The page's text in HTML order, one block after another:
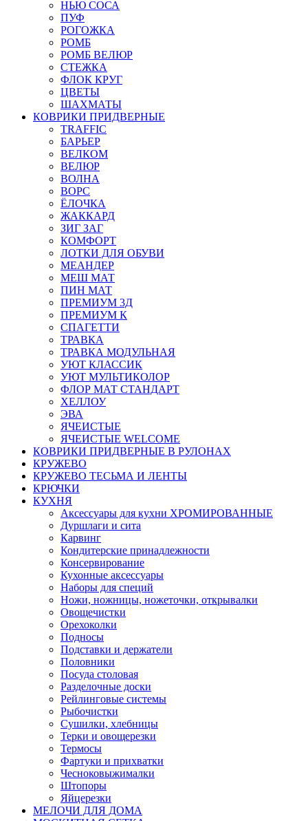
НЬЮ СОСА
ПУФ
РОГОЖКА
РОМБ
РОМБ ВЕЛЮР
СТЕЖКА
ФЛОК КРУГ
ЦВЕТЫ
ШАХМАТЫ
КОВРИКИ ПРИДВЕРНЫЕ
TRAFFIC
БАРЬЕР
ВЕЛКОМ
ВЕЛЮР
ВОЛНА
ВОРС
ЁЛОЧКА
ЖАККАРД
ЗИГ ЗАГ
КОМФОРТ
ЛОТКИ ДЛЯ ОБУВИ
МЕАНДЕР
МЕШ МАТ
ПИН МАТ
ПРЕМИУМ 3Д
ПРЕМИУМ К
СПАГЕТТИ
ТРАВКА
ТРАВКА МОДУЛЬНАЯ
УЮТ КЛАССИК
УЮТ МУЛЬТИКОЛОР
ФЛОР МАТ СТАНДАРТ
ХЕЛЛОУ
ЭВА
ЯЧЕИСТЫЕ
ЯЧЕИСТЫЕ WELCOME
КОВРИКИ ПРИДВЕРНЫЕ В РУЛОНАХ
КРУЖЕВО
КРУЖЕВО ТЕСЬМА И ЛЕНТЫ
КРЮЧКИ
КУХНЯ
Аксессуары для кухни ХРОМИРОВАННЫЕ
Дуршлаги и сита
Карвинг
Кондитерские принадлежности
Консервирование
Кухонные аксессуары
Наборы для специй
Ножи, ножницы, ножеточки, открывалки
Овощечистки
Орехоколки
Подносы
Подставки и держатели
Половники
Посуда столовая
Разделочные доски
Рейлинговые системы
Рыбочистки
Сушилки, хлебницы
Терки и овощерезки
Термосы
Фартуки и прихватки
Чесноковыжималки
Штопоры
Яйцерезки
МЕЛОЧИ ДЛЯ ДОМА